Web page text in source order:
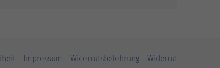
Impressum Widerrufsbelehrung Widerruf